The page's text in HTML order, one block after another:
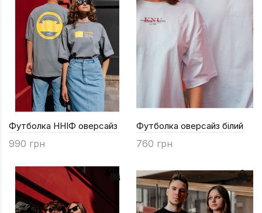
Футболка ННІФ оверсайз
990 грн
Футболка оверсайз білий
760 грн